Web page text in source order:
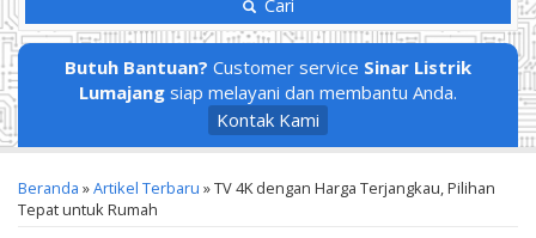
Cari
Butuh Bantuan? Customer service Sinar Listrik
Lumajang siap melayani dan membantu Anda.
Kontak Kami
Beranda »Artikel Terbaru » TV 4K dengan Harga Terjangkau, Pilihan
Tepat untuk Rumah